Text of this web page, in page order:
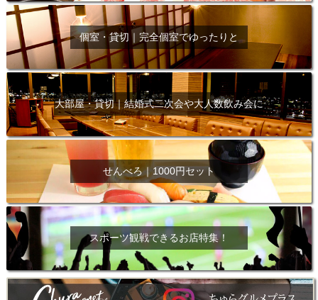
個室・貸切｜完全個室でゆったりと
大部屋・貸切｜結婚式二次会や大人数飲み会に
せんべろ｜1000円セット
スポーツ観戦できるお店特集！